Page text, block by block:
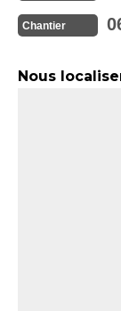
Chantier
Nous